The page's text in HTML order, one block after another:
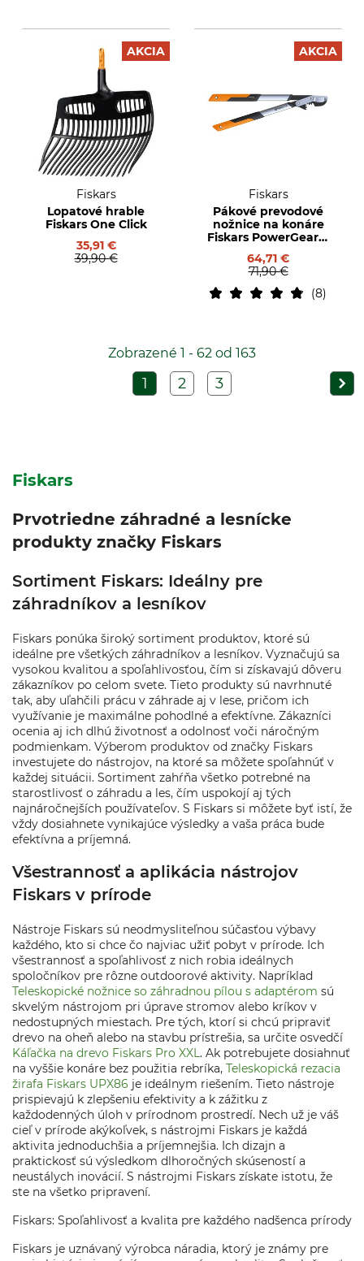
AKCIA
Fiskars
Lopatové hrable
Fiskars One Click
35,91 €
39,90 €
AKCIA
Fiskars
Pákové prevodové
nožnice na konáre
Fiskars PowerGear X
64,71 €
71,90 €
8
Zobrazené 1 - 62 od 163
1 2 3
Fiskars
Prvotriedne záhradné a lesnícke
produkty značky Fiskars
Sortiment Fiskars: Ideálny pre
záhradníkov a lesníkov
Fiskars ponúka široký sortiment produktov, ktoré sú
ideálne pre všetkých záhradníkov a lesníkov. Vyznačujú sa
vysokou kvalitou a spoľahlivosťou, čím si získavajú dôveru
zákazníkov po celom svete. Tieto produkty sú navrhnuté
tak, aby uľahčili prácu v záhrade aj v lese, pričom ich
využívanie je maximálne pohodlné a efektívne. Zákazníci
ocenia aj ich dlhú životnosť a odolnosť voči náročným
podmienkam. Výberom produktov od značky Fiskars
investujete do nástrojov, na ktoré sa môžete spoľahnúť v
každej situácii. Sortiment zahŕňa všetko potrebné na
starostlivosť o záhradu a les, čím uspokojí aj tých
najnáročnejších používateľov. S Fiskars si môžete byť istí, že
vždy dosiahnete vynikajúce výsledky a vaša práca bude
efektívna a príjemná.
Všestrannosť a aplikácia nástrojov
Fiskars v prírode
Nástroje Fiskars sú neodmysliteľnou súčasťou výbavy
každého, kto si chce čo najviac užiť pobyt v prírode. Ich
všestrannosť a spoľahlivosť z nich robia ideálnych
spoločníkov pre rôzne outdoorové aktivity. Napríklad
Teleskopické nožnice so záhradnou pílou s adaptérom sú
skvelým nástrojom pri úprave stromov alebo kríkov v
nedostupných miestach. Pre tých, ktorí si chcú pripraviť
drevo na oheň alebo na stavbu prístrešia, sa určite osvedčí
Káľačka na drevo Fiskars Pro XXL. Ak potrebujete dosiahnuť
na vyššie konáre bez použitia rebríka, Teleskopická rezacia
žirafa Fiskars UPX86 je ideálnym riešením. Tieto nástroje
prispievajú k zlepšeniu efektivity a k zážitku z
každodenných úloh v prírodnom prostredí. Nech už je váš
cieľ v prírode akýkoľvek, s nástrojmi Fiskars je každá
aktivita jednoduchšia a príjemnejšia. Ich dizajn a
praktickosť sú výsledkom dlhoročných skúseností a
neustálych inovácií. S nástrojmi Fiskars získate istotu, že
ste na všetko pripravení.
Fiskars: Spoľahlivosť a kvalita pre každého nadšenca prírody
Fiskars je uznávaný výrobca náradia, ktorý je známy pre